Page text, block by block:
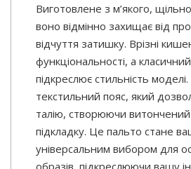
Виготовлене з м’якого,
воно відмінно захищає від
відчуття затишку. Врізні
функціональності, а
підкреслює стильність
текстильний пояс, який
талію, створюючи
підкладку. Це пальто стане
універсальним вибором для